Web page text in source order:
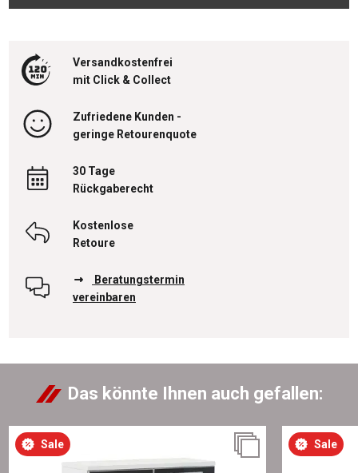
Versandkostenfrei
mit Click & Collect
Zufriedene Kunden -
geringe Retourenquote
30 Tage
Rückgaberecht
Kostenlose
Retoure
Beratungstermin
vereinbaren
Das könnte Ihnen auch gefallen:
Sale Sale